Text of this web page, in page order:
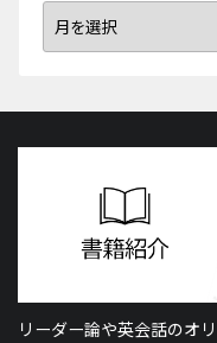
リーダー論や英会話のオ